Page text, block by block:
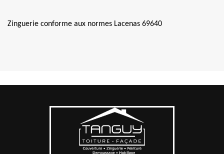
Zinguerie conforme aux normes Lacenas 69640